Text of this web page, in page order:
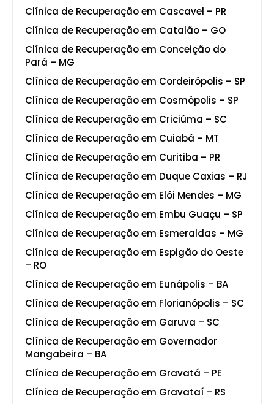
Clínica de Recuperação em Cascavel – PR
Clínica de Recuperação em Catalão – GO
Clínica de Recuperação em Conceição do
Pará – MG
Clínica de Recuperação em Cordeirópolis – SP
Clínica de Recuperação em Cosmópolis – SP
Clínica de Recuperação em Criciúma – SC
Clínica de Recuperação em Cuiabá – MT
Clínica de Recuperação em Curitiba – PR
Clínica de Recuperação em Duque Caxias – RJ
Clínica de Recuperação em Elói Mendes – MG
Clínica de Recuperação em Embu Guaçu – SP
Clínica de Recuperação em Esmeraldas – MG
Clínica de Recuperação em Espigão do Oeste
– RO
Clínica de Recuperação em Eunápolis – BA
Clínica de Recuperação em Florianópolis – SC
Clínica de Recuperação em Garuva – SC
Clínica de Recuperação em Governador
Mangabeira – BA
Clínica de Recuperação em Gravatá – PE
Clínica de Recuperação em Gravataí – RS